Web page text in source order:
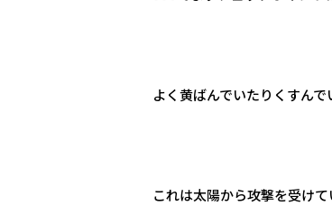
よく黄ばんでいたりくすん
これは太陽から攻撃を受け